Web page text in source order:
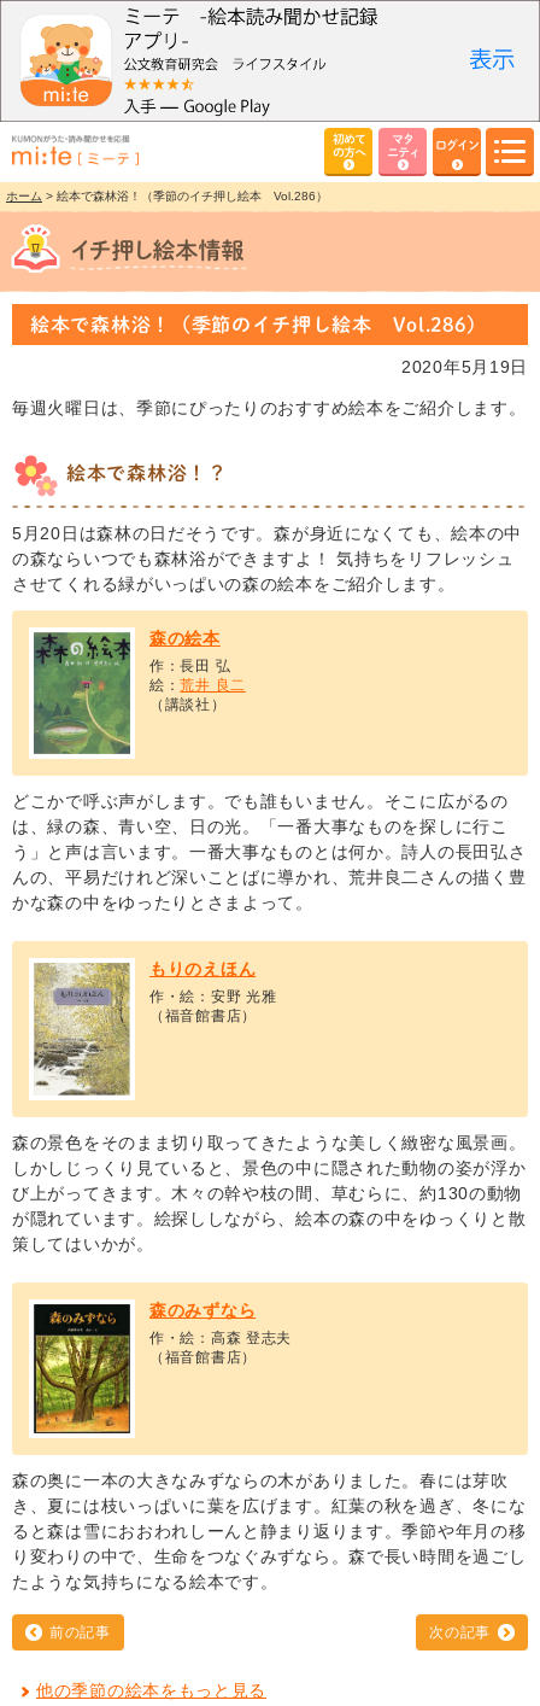
初めて
の方へ
マタ
ニティ
ログイン
ホーム > 絵本で森林浴！（季節のイチ押し絵本 Vol.286）
絵本で森林浴！（季節のイチ押し絵本 Vol.286）
2020年5月19日
毎週火曜日は、季節にぴったりのおすすめ絵本をご紹介します。
絵本で森林浴！？
5月20日は森林の日だそうです。森が身近になくても、絵本の中
の森ならいつでも森林浴ができますよ！ 気持ちをリフレッシュ
させてくれる緑がいっぱいの森の絵本をご紹介します。
森の絵本
作：長田 弘
絵：荒井 良二
（講談社）
どこかで呼ぶ声がします。でも誰もいません。そこに広がるの
は、緑の森、青い空、日の光。「一番大事なものを探しに行こ
う」と声は言います。一番大事なものとは何か。詩人の長田弘さ
んの、平易だけれど深いことばに導かれ、荒井良二さんの描く豊
かな森の中をゆったりとさまよって。
もりのえほん
作・絵：安野 光雅
（福音館書店）
森の景色をそのまま切り取ってきたような美しく緻密な風景画。
しかしじっくり見ていると、景色の中に隠された動物の姿が浮か
び上がってきます。木々の幹や枝の間、草むらに、約130の動物
が隠れています。絵探ししながら、絵本の森の中をゆっくりと散
策してはいかが。
森のみずなら
作・絵：高森 登志夫
（福音館書店）
森の奥に一本の大きなみずならの木がありました。春には芽吹
き、夏には枝いっぱいに葉を広げます。紅葉の秋を過ぎ、冬にな
ると森は雪におおわれしーんと静まり返ります。季節や年月の移
り変わりの中で、生命をつなぐみずなら。森で長い時間を過ごし
たような気持ちになる絵本です。
前の記事 次の記事
他の季節の絵本をもっと見る